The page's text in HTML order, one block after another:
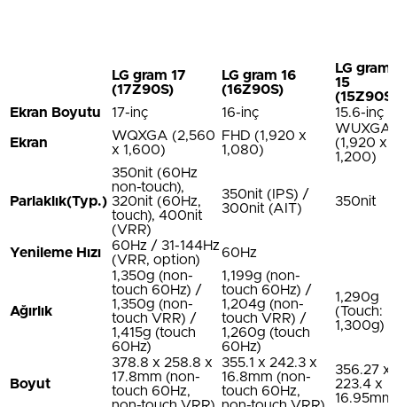
LG gram 17
(17Z90S)
LG gram 16
(16Z90S)
LG gram
15
(15Z90S)
Ekran Boyutu
17-inç 16-inç 15.6-inç
Ekran
WQXGA (2,560
x 1,600)
FHD (1,920 x
1,080)
WUXGA
(1,920 x
1,200)
Parlaklık(Typ.)
350nit (60Hz
non-touch),
320nit (60Hz,
touch), 400nit
(VRR)
350nit (IPS) /
300nit (AIT)
350nit
Yenileme Hızı
60Hz / 31-144Hz
(VRR, option)
60Hz
Ağırlık
1,350g (non-
touch 60Hz) /
1,350g (non-
touch VRR) /
1,415g (touch
60Hz)
1,199g (non-
touch 60Hz) /
1,204g (non-
touch VRR) /
1,260g (touch
60Hz)
1,290g
(Touch:
1,300g)
Boyut
378.8 x 258.8 x
17.8mm (non-
touch 60Hz,
355.1 x 242.3 x
16.8mm (non-
touch 60Hz,
356.27 x
223.4 x
16.95mm